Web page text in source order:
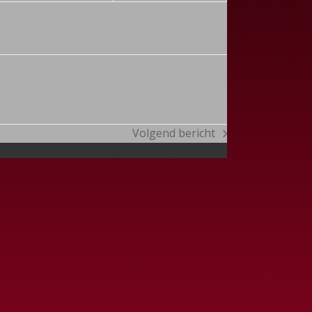
next
post:
Volgend bericht